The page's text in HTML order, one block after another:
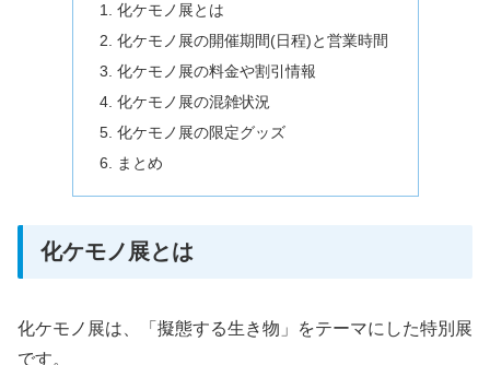
化ケモノ展とは
化ケモノ展の開催期間(日程)と営業時間
化ケモノ展の料金や割引情報
化ケモノ展の混雑状況
化ケモノ展の限定グッズ
まとめ
化ケモノ展とは
化ケモノ展は、「擬態する生き物」をテーマにした特別展
です。